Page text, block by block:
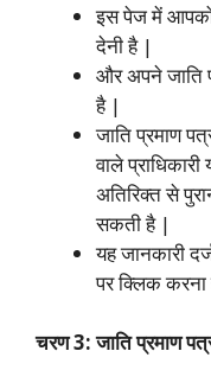
इस पेज में आपको
देनी है |
और अपने जाति
है |
जाति प्रमाण
वाले
अतिरिक्त से
सकती है |
यह जानकारी
पर क्लिक करना
चरण 3: जाति प्रमाण